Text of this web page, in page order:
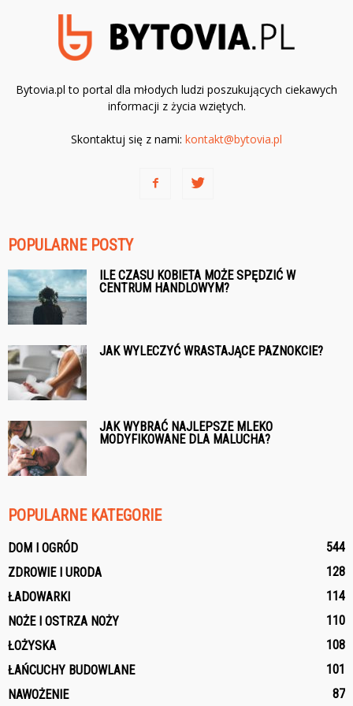
Bytovia.pl to portal dla młodych ludzi poszukujących ciekawych
informacji z życia wziętych.
Skontaktuj się z nami: kontakt@bytovia.pl
POPULARNE POSTY
ILE CZASU KOBIETA MOŻE SPĘDZIĆ W
CENTRUM HANDLOWYM?
JAK WYLECZYĆ WRASTAJĄCE PAZNOKCIE?
JAK WYBRAĆ NAJLEPSZE MLEKO
MODYFIKOWANE DLA MALUCHA?
POPULARNE KATEGORIE
DOM I OGRÓD
544
ZDROWIE I URODA
128
ŁADOWARKI
114
NOŻE I OSTRZA NOŻY
110
ŁOŻYSKA
108
ŁAŃCUCHY BUDOWLANE
101
NAWOŻENIE
87